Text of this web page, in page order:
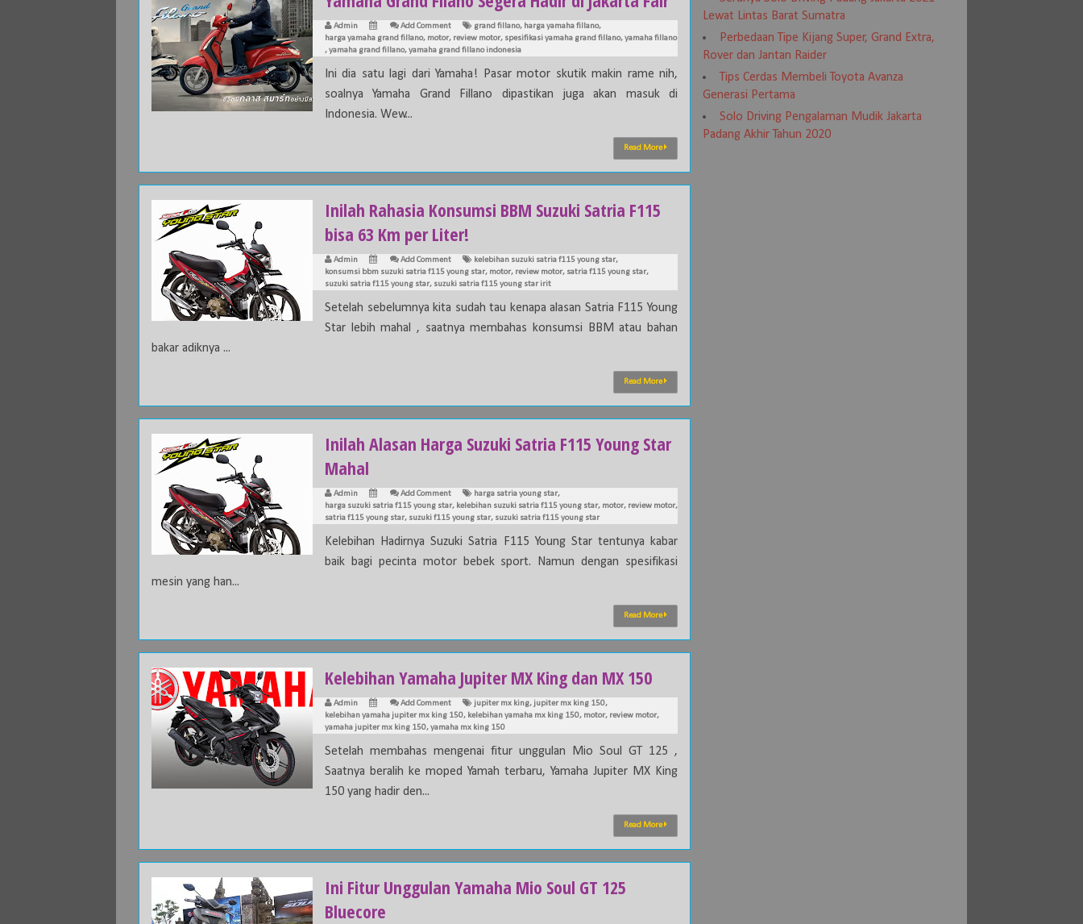
Admin Add Comment grand fillano, harga yamaha fillano,
harga yamaha grand fillano, motor, review motor, spesifikasi yamaha grand fillano,yamaha fillano
,yamaha grand fillano,yamaha grand fillano indonesia
Ini dia satu lagi dari Yamaha! Pasar motor skutik makin rame nih,
soalnya Yamaha Grand Fillano dipastikan juga akan masuk di
Indonesia. Wew...
Read More
Inilah Rahasia Konsumsi BBM Suzuki Satria F115
bisa 63 Km per Liter!
Admin Add Comment kelebihan suzuki satria f115 young star,
konsumsi bbm suzuki satria f115 young star, motor, review motor, satria f115 young star,
suzuki satria f115 young star, suzuki satria f115 young star irit
Setelah sebelumnya kita sudah tau kenapa alasan Satria F115 Young
Star lebih mahal , saatnya membahas konsumsi BBM atau bahan
bakar adiknya ...
Read More
Inilah Alasan Harga Suzuki Satria F115 Young Star
Mahal
Admin Add Comment harga satria young star,
harga suzuki satria f115 young star, kelebihan suzuki satria f115 young star, motor, review motor,
satria f115 young star, suzuki f115 young star, suzuki satria f115 young star
Kelebihan Hadirnya Suzuki Satria F115 Young Star tentunya kabar
baik bagi pecinta motor bebek sport. Namun dengan spesifikasi
mesin yang han...
Read More
Kelebihan Yamaha Jupiter MX King dan MX 150
Admin Add Comment jupiter mx king, jupiter mx king 150,
kelebihan yamaha jupiter mx king 150, kelebihan yamaha mx king 150, motor, review motor,
yamaha jupiter mx king 150,yamaha mx king 150
Setelah membahas mengenai fitur unggulan Mio Soul GT 125 ,
Saatnya beralih ke moped Yamah terbaru, Yamaha Jupiter MX King
150 yang hadir den...
Read More
Ini Fitur Unggulan Yamaha Mio Soul GT 125
Bluecore
Lewat Lintas Barat Sumatra
Perbedaan Tipe Kijang Super, Grand Extra,
Rover dan Jantan Raider
Tips Cerdas Membeli Toyota Avanza
Generasi Pertama
Solo Driving Pengalaman Mudik Jakarta
Padang Akhir Tahun 2020